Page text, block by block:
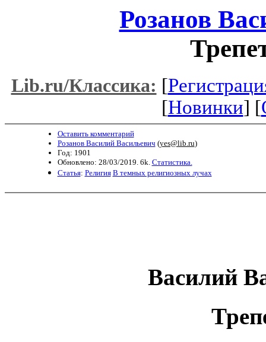
Розанов
Lib.ru/Классика: [
[Новинки] [
Оставить комментарий
Розанов Василий Васильевич (yes@lib.ru)
Год: 1901
Обновлено: 28/03/2019. 6k. Статистика.
Статья: Религия В темных религиозных лучах
Василий